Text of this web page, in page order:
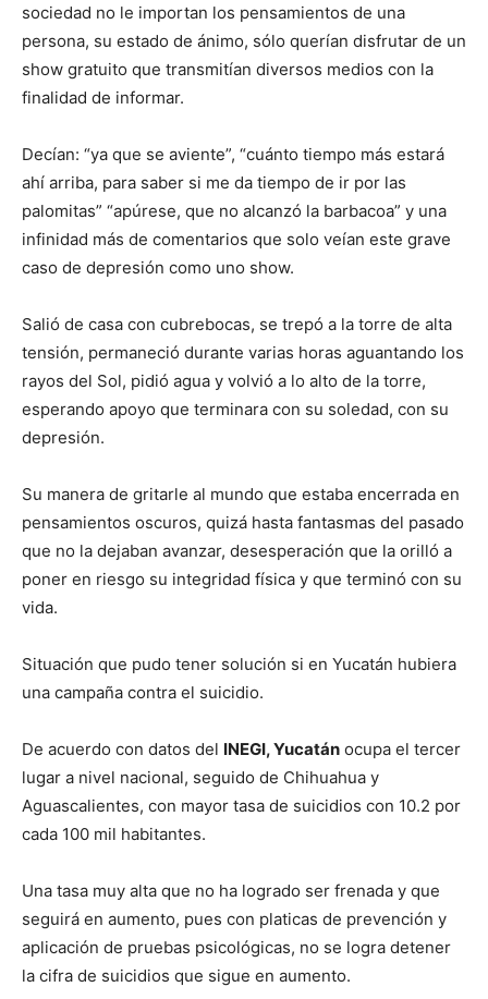
sociedad no le importan los pensamientos de una
persona, su estado de ánimo, sólo querían disfrutar de un
show gratuito que transmitían diversos medios con la
finalidad de informar.
Decían: “ya que se aviente”, “cuánto tiempo más estará
ahí arriba, para saber si me da tiempo de ir por las
palomitas” “apúrese, que no alcanzó la barbacoa” y una
infinidad más de comentarios que solo veían este grave
caso de depresión como uno show.
Salió de casa con cubrebocas, se trepó a la torre de alta
tensión, permaneció durante varias horas aguantando los
rayos del Sol, pidió agua y volvió a lo alto de la torre,
esperando apoyo que terminara con su soledad, con su
depresión.
Su manera de gritarle al mundo que estaba encerrada en
pensamientos oscuros, quizá hasta fantasmas del pasado
que no la dejaban avanzar, desesperación que la orilló a
poner en riesgo su integridad física y que terminó con su
vida.
Situación que pudo tener solución si en Yucatán hubiera
una campaña contra el suicidio.
De acuerdo con datos del INEGI, Yucatán ocupa el tercer
lugar a nivel nacional, seguido de Chihuahua y
Aguascalientes, con mayor tasa de suicidios con 10.2 por
cada 100 mil habitantes.
Una tasa muy alta que no ha logrado ser frenada y que
seguirá en aumento, pues con platicas de prevención y
aplicación de pruebas psicológicas, no se logra detener
la cifra de suicidios que sigue en aumento.